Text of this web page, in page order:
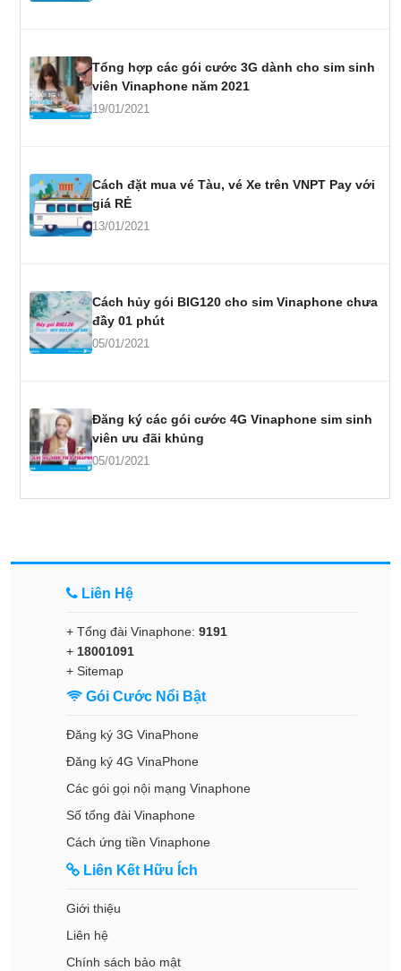
Tổng hợp các gói cước 3G dành cho sim sinh
viên Vinaphone năm 2021
19/01/2021
Cách đặt mua vé Tàu, vé Xe trên VNPT Pay với
giá RẺ
13/01/2021
Cách hủy gói BIG120 cho sim Vinaphone chưa
đầy 01 phút
05/01/2021
Đăng ký các gói cước 4G Vinaphone sim sinh
viên ưu đãi khủng
05/01/2021
Liên Hệ
+ Tổng đài Vinaphone: 9191
+ 18001091
+ Sitemap
Gói Cước Nổi Bật
Đăng ký 3G VinaPhone
Đăng ký 4G VinaPhone
Các gói gọi nội mạng Vinaphone
Số tổng đài Vinaphone
Cách ứng tiền Vinaphone
Liên Kết Hữu Ích
Giới thiệu
Liên hệ
Chính sách bảo mật